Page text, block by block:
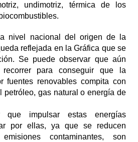
undimotriz, térmica de los
nivel nacional del origen de la
reflejada en la Gráfica que se
Se puede observar que aún
para conseguir que la
fuentes renovables compita con
petróleo, gas natural o energía de
que impulsar estas energías
por ellas, ya que se reducen
contaminantes, son